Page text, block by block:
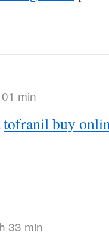
min
tofranil buy
33 min